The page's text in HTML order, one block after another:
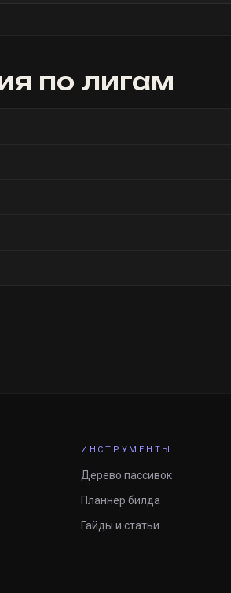
по лигам
ИНСТРУМЕНТЫ
Дерево пассивок
Планнер билда
Гайды и статьи